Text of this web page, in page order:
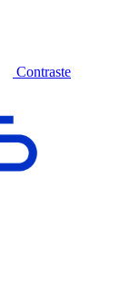
Contraste